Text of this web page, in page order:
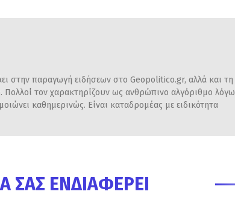
στην παραγωγή ειδήσεων στο Geopolitico.gr, αλλά και τη
Πολλοί τον χαρακτηρίζουν ως ανθρώπινο αλγόριθμο λόγω
καθημερινώς. Είναι καταδρομέας με ειδικότητα
ΣΑΣ ΕΝΔΙΑΦΈΡΕΙ